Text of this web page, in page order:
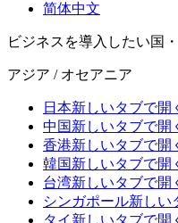
简体中文
ビジネスを導入したい国
アジア / オセアニア
日本新しいタブで開
中国新しいタブで開
香港新しいタブで開
韓国新しいタブで開
台湾新しいタブで開
シンガポール新しい
タイ 新しいタブで開